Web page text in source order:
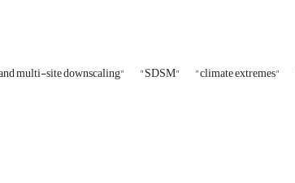
multi-site downscaling" "SDSM" "climate extremes"